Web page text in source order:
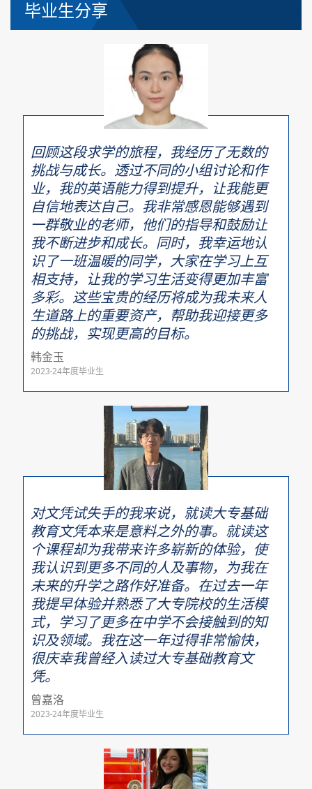
毕业生分享
回顾这段求学的旅程，我经历了无数的
挑战与成长。透过不同的小组讨论和作
业，我的英语能力得到提升，让我能更
自信地表达自己。我非常感恩能够遇到
一群敬业的老师，他们的指导和鼓励让
我不断进步和成长。同时，我幸运地认
识了一班温暖的同学，大家在学习上互
相支持，让我的学习生活变得更加丰富
多彩。这些宝贵的经历将成为我未来人
生道路上的重要资产，帮助我迎接更多
的挑战，实现更高的目标。
韩金玉
2023-24年度毕业生
对文凭试失手的我来说，就读大专基础
教育文凭本来是意料之外的事。就读这
个课程却为我带来许多崭新的体验，使
我认识到更多不同的人及事物，为我在
未来的升学之路作好准备。在过去一年
我提早体验并熟悉了大专院校的生活模
式，学习了更多在中学不会接触到的知
识及领域。我在这一年过得非常愉快，
很庆幸我曾经入读过大专基础教育文
凭。
曾嘉洛
2023-24年度毕业生